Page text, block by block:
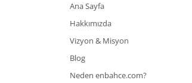
Ana Sayfa
Hakkımızda
Vizyon & Misyon
Blog
Neden enbahce.com?